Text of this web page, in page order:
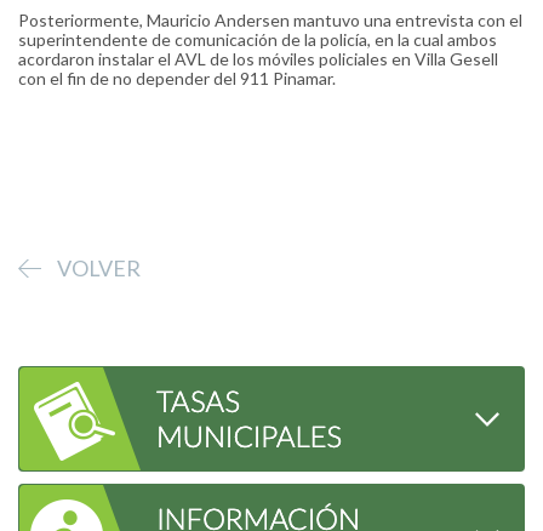
Posteriormente, Mauricio Andersen mantuvo una entrevista con el
superintendente de comunicación de la policía, en la cual ambos
acordaron instalar el AVL de los móviles policiales en Villa Gesell
con el fin de no depender del 911 Pinamar.
VOLVER